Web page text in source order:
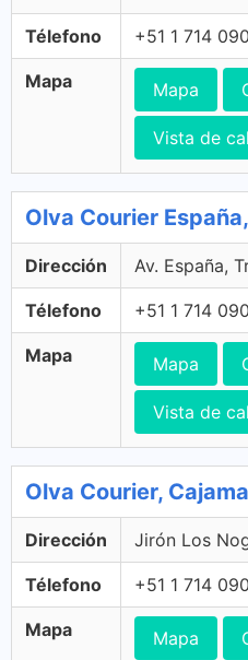
Télefono +51 1 714
Mapa Mapa
Vista de
Olva Courier
Dirección Av. España,
Télefono +51 1 714
Mapa Mapa
Vista de
Olva Courier,
Dirección Jirón Los
Télefono +51 1 714
Mapa Mapa